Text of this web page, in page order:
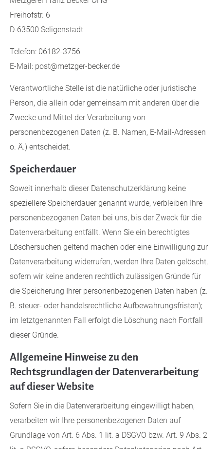
Freihofstr. 6
D-63500 Seligenstadt
Telefon: 06182-3756
E-Mail: post@metzger-becker.de
Verantwortliche Stelle ist die natürliche oder juristische
Person, die allein oder gemeinsam mit anderen über die
Zwecke und Mittel der Verarbeitung von
personenbezogenen Daten (z. B. Namen, E-Mail-Adressen
o. Ä.) entscheidet.
Speicherdauer
Soweit innerhalb dieser Datenschutzerklärung keine
speziellere Speicherdauer genannt wurde, verbleiben Ihre
personenbezogenen Daten bei uns, bis der Zweck für die
Datenverarbeitung entfällt. Wenn Sie ein berechtigtes
Löschersuchen geltend machen oder eine Einwilligung zur
Datenverarbeitung widerrufen, werden Ihre Daten gelöscht,
sofern wir keine anderen rechtlich zulässigen Gründe für
die Speicherung Ihrer personenbezogenen Daten haben (z.
B. steuer- oder handelsrechtliche Aufbewahrungsfristen);
im letztgenannten Fall erfolgt die Löschung nach Fortfall
dieser Gründe.
Allgemeine Hinweise zu den
Rechtsgrundlagen der Datenverarbeitung
auf dieser Website
Sofern Sie in die Datenverarbeitung eingewilligt haben,
verarbeiten wir Ihre personenbezogenen Daten auf
Grundlage von Art. 6 Abs. 1 lit. a DSGVO bzw. Art. 9 Abs. 2